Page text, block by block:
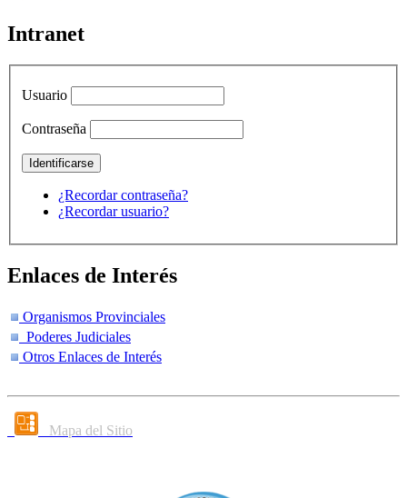
Intranet
Usuario
Contraseña
¿Recordar contraseña?
¿Recordar usuario?
Enlaces de Interés
Organismos Provinciales
Poderes Judiciales
Otros Enlaces de Interés
Mapa del Sitio